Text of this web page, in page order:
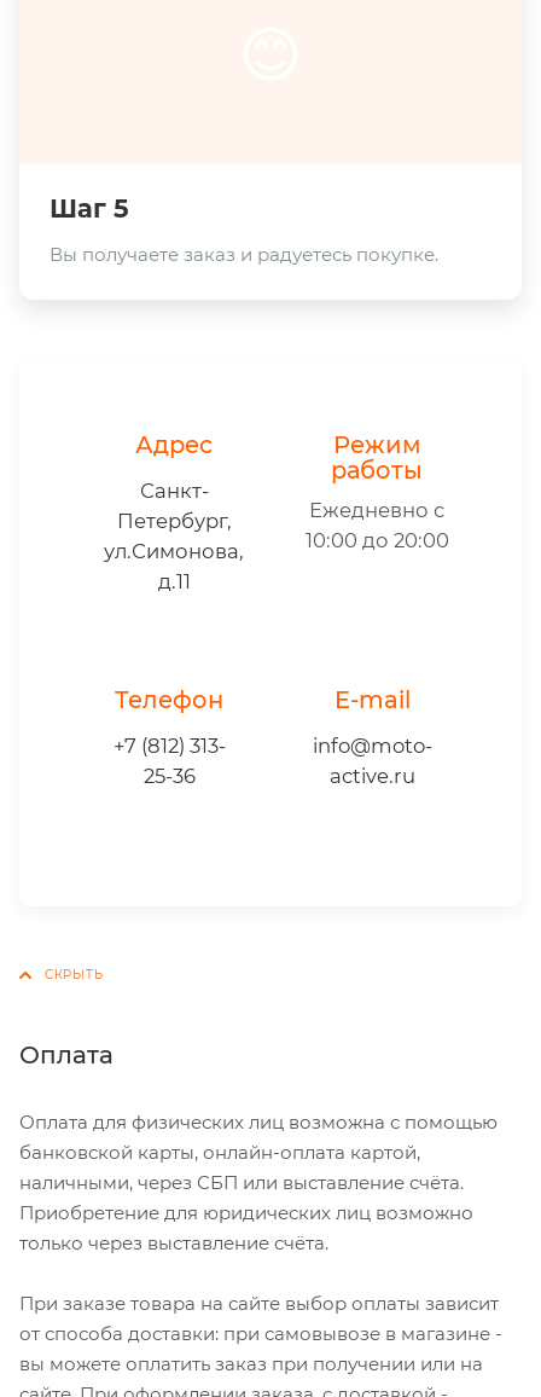
Шаг 5
Вы получаете заказ и радуетесь покупке.
Адрес
Санкт-
Петербург,
ул.Симонова,
д.11
Режим
работы
Ежедневно с
10:00 до 20:00
Телефон
+7 (812) 313-
25-36
E-mail
info@moto-
active.ru
Оплата
Оплата для физических лиц возможна с помощью
банковской карты, онлайн-оплата картой,
наличными, через СБП или выставление счёта.
Приобретение для юридических лиц возможно
только через выставление счёта.
При заказе товара на сайте выбор оплаты зависит
от способа доставки: при самовывозе в магазине -
вы можете оплатить заказ при получении или на